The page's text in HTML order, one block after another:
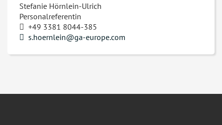
Stefanie Hörnlein-Ulrich
Personalreferentin
+49 3381 8044-385
s.hoernlein@ga-europe.com